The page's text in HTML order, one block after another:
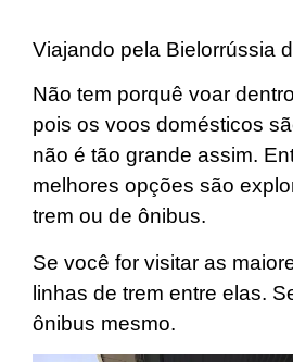
Viajando pela Bielorrússia
Não tem porquê voar
pois os voos domésticos
não é tão grande assim.
melhores opções são
trem ou de ônibus.
Se você for visitar as
linhas de trem entre elas.
ônibus mesmo.